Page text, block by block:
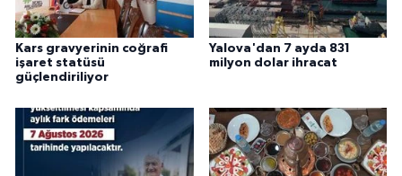
Kars gravyerinin coğrafi
işaret statüsü
güçlendiriliyor
Yalova'dan 7 ayda 831
milyon dolar ihracat